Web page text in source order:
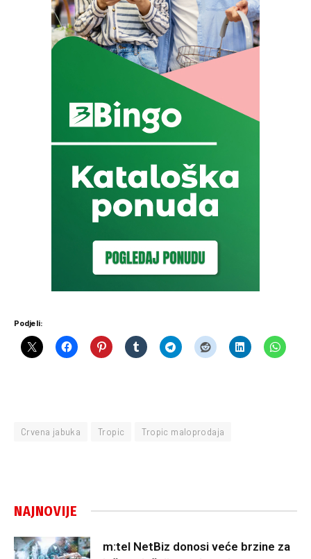
Podjeli:
Crvena jabuka Tropic Tropic maloprodaja
NAJNOVIJE
m:tel NetBiz donosi veće brzine za